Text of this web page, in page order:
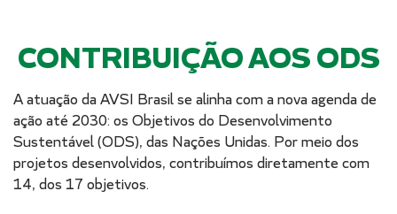
CONTRIBUIÇÃO AOS ODS
A atuação da AVSI Brasil se alinha com a nova agenda de
ação até 2030: os Objetivos do Desenvolvimento
Sustentável (ODS), das Nações Unidas. Por meio dos
projetos desenvolvidos, contribuímos diretamente com
14, dos 17 objetivos.